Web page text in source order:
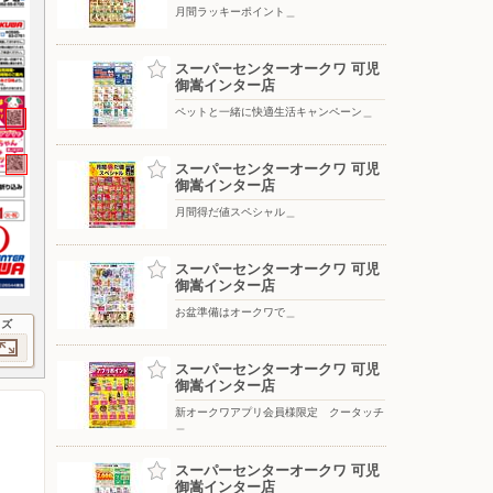
月間ラッキーポイント＿
スーパーセンターオークワ 可児
御嵩インター店
ペットと一緒に快適生活キャンペーン＿
スーパーセンターオークワ 可児
御嵩インター店
月間得だ値スペシャル＿
スーパーセンターオークワ 可児
御嵩インター店
お盆準備はオークワで＿
スーパーセンターオークワ 可児
御嵩インター店
新オークワアプリ会員様限定 クータッチ
スーパーセンターオークワ 可児
御嵩インター店